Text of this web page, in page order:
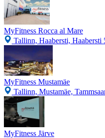
MyFitness Rocca al Mare
Tallinn, Haabersti, Haabersti
MyFitness Mustamäe
Tallinn, Mustamäe,
MyFitness Järve